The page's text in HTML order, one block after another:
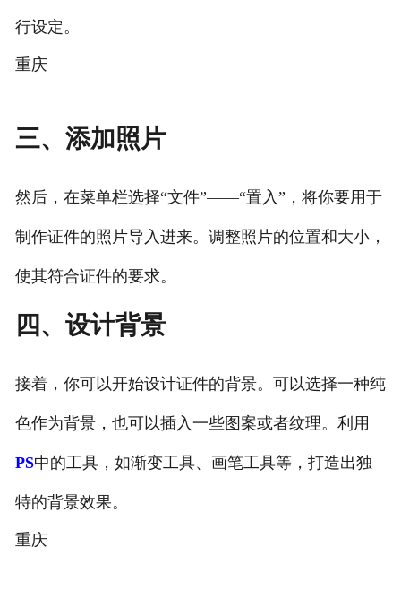
行设定。
重庆
三、添加照片
然后，在菜单栏选择“文件”——“置入”，将你要用于
制作证件的照片导入进来。调整照片的位置和大小，
使其符合证件的要求。
四、设计背景
接着，你可以开始设计证件的背景。可以选择一种纯
色作为背景，也可以插入一些图案或者纹理。利用
PS中的工具，如渐变工具、画笔工具等，打造出独
特的背景效果。
重庆